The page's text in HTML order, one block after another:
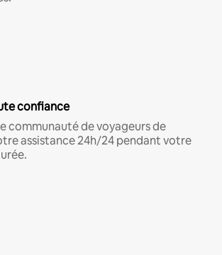
confiance
communauté de voyageurs de
assistance 24h/24 pendant votre